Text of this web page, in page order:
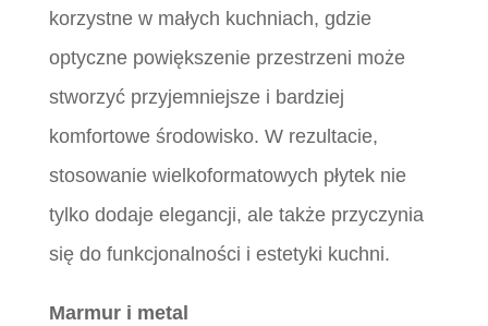
korzystne w małych kuchniach, gdzie
optyczne powiększenie przestrzeni może
stworzyć przyjemniejsze i bardziej
komfortowe środowisko. W rezultacie,
stosowanie wielkoformatowych płytek nie
tylko dodaje elegancji, ale także przyczynia
się do funkcjonalności i estetyki kuchni.
Marmur i metal